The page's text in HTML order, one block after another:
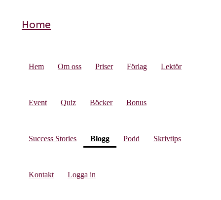
Home
Hem Om oss Priser Förlag Lektör
Event Quiz Böcker Bonus
Success Stories Blogg(current)
Podd Skrivtips
Kontakt Logga in